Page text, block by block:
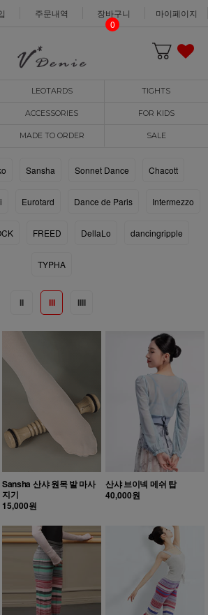
주문내역
장바구니
0
마이페이지
LEOTARDS TIGHTS
ACCESSORIES FOR KIDS
MADE TO ORDER SALE
Sansha Sonnet Dance Chacott
Eurotard Dance de Paris Intermezzo
FREED DellaLo dancingripple
TYPHA
II III IIII
Sansha 산샤 원목 발 마사
지기
15,000원
산샤 브이넥 메쉬 탑
40,000원